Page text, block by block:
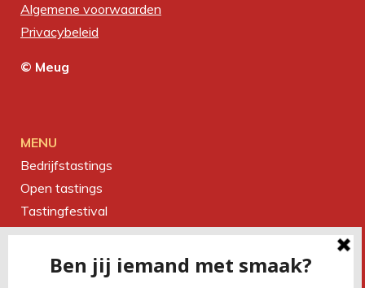
Algemene voorwaarden
Privacybeleid
© Meug
MENU
Bedrijfstastings
Open tastings
Tastingfestival
Magazine
Over ons